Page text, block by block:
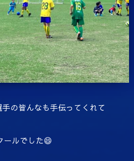
の皆んなも手伝ってくれて
ールでした😄